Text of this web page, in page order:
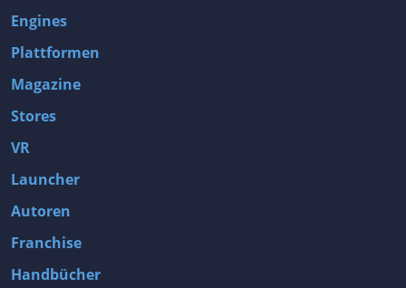
Engines
Plattformen
Magazine
Stores
VR
Launcher
Autoren
Franchise
Handbücher